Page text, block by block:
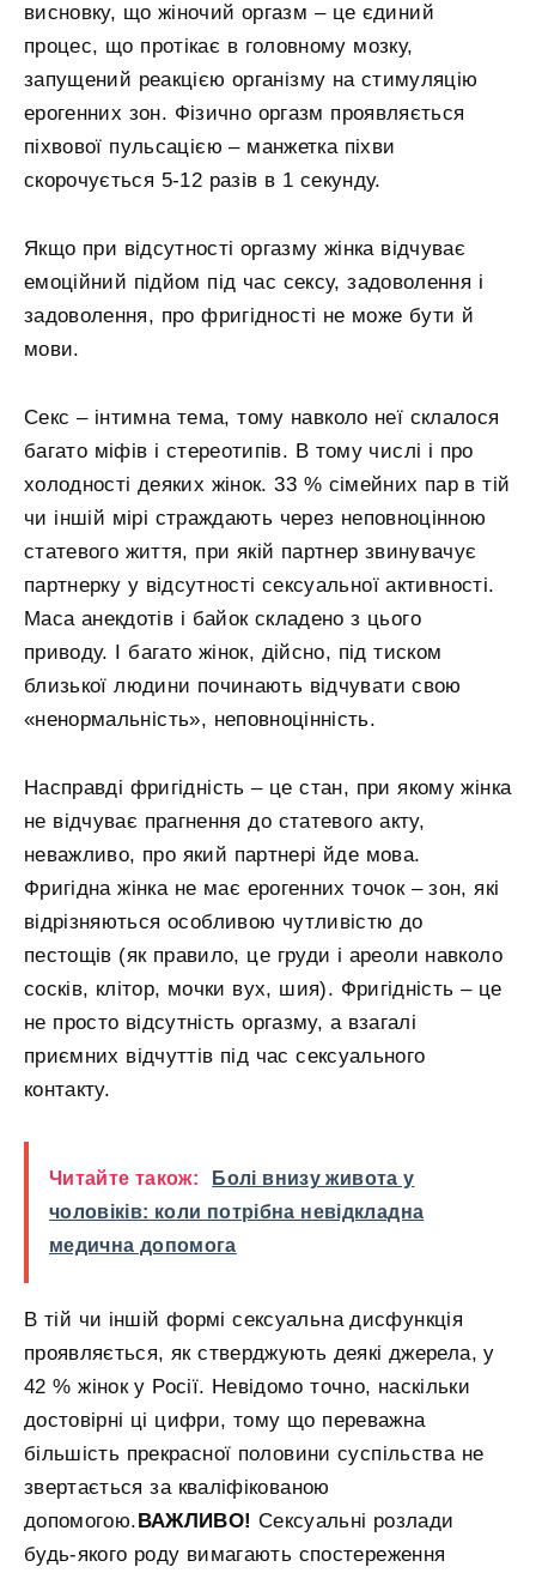
висновку, що жіночий оргазм – це єдиний
процес, що протікає в головному мозку,
запущений реакцією організму на стимуляцію
ерогенних зон. Фізично оргазм проявляється
піхвової пульсацією – манжетка піхви
скорочується 5-12 разів в 1 секунду.
Якщо при відсутності оргазму жінка відчуває
емоційний підйом під час сексу, задоволення і
задоволення, про фригідності не може бути й
мови.
Секс – інтимна тема, тому навколо неї склалося
багато міфів і стереотипів. В тому числі і про
холодності деяких жінок. 33 % сімейних пар в тій
чи іншій мірі страждають через неповноцінною
статевого життя, при якій партнер звинувачує
партнерку у відсутності сексуальної активності.
Маса анекдотів і байок складено з цього
приводу. І багато жінок, дійсно, під тиском
близької людини починають відчувати свою
«ненормальність», неповноцінність.
Насправді фригідність – це стан, при якому жінка
не відчуває прагнення до статевого акту,
неважливо, про який партнері йде мова.
Фригідна жінка не має ерогенних точок – зон, які
відрізняються особливою чутливістю до
пестощів (як правило, це груди і ареоли навколо
сосків, клітор, мочки вух, шия). Фригідність – це
не просто відсутність оргазму, а взагалі
приємних відчуттів під час сексуального
контакту.
Читайте також:
Болі внизу живота у
чоловіків: коли потрібна невідкладна
медична допомога
В тій чи іншій формі сексуальна дисфункція
проявляється, як стверджують деякі джерела, у
42 % жінок у Росії. Невідомо точно, наскільки
достовірні ці цифри, тому що переважна
більшість прекрасної половини суспільства не
звертається за кваліфікованою
допомогою.ВАЖЛИВО! Сексуальні розлади
будь-якого роду вимагають спостереження